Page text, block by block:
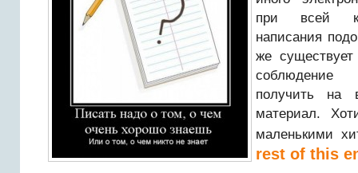
при всей
написания
же существует
соблюдение
получить на
материал.
маленькими
rest of this